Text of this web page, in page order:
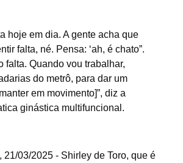
hoje em dia. A gente acha que
falta, né. Pensa: ‘ah, é chato”.
falta. Quando vou trabalhar,
do metrô, para dar um
em movimento]”, diz a
ginástica multifuncional.